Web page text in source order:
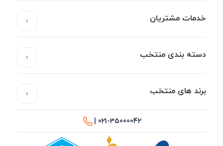
خدمات مشتریان
دسته بندی منتخب
برند های منتخب
021-35000042 |